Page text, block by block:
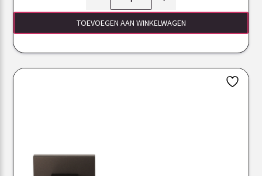
TOEVOEGEN AAN WINKELWAGEN